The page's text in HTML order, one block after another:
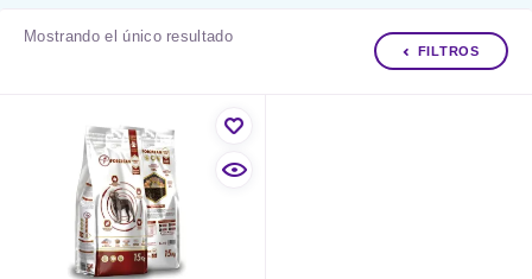
Mostrando el único resultado
FILTROS